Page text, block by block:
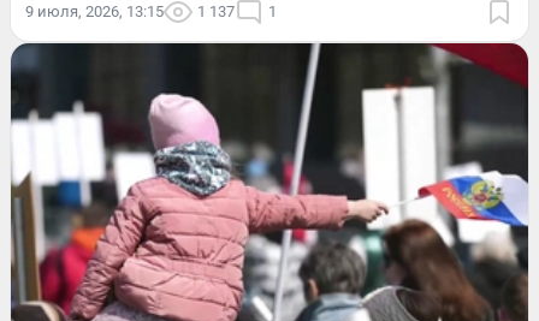
9 июля, 2026, 13:15 1 137 1